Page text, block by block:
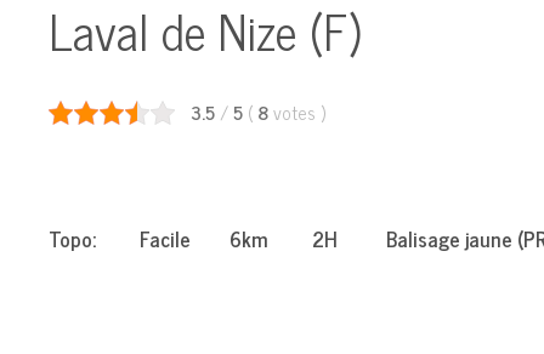
Laval de Nize (F)
3.5 /5 ( 8votes )
Topo: Facile 6km 2H Balisage jaune